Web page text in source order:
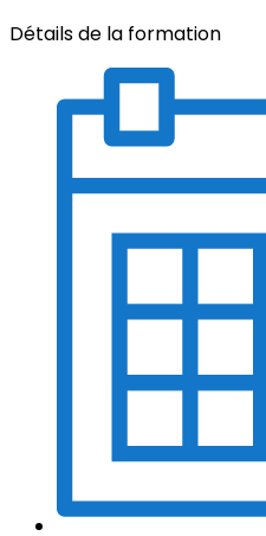
Détails de la formation